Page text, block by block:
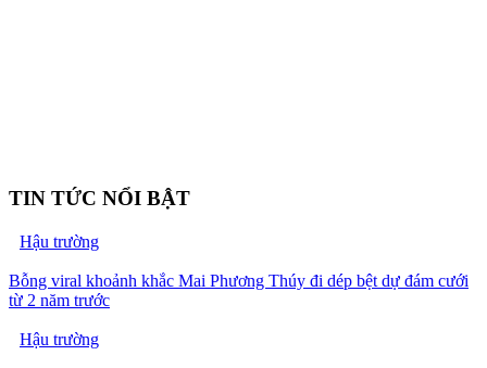
TIN TỨC NỔI BẬT
Hậu trường
Bỗng viral khoảnh khắc Mai Phương Thúy đi dép bệt dự đám cưới
từ 2 năm trước
Hậu trường